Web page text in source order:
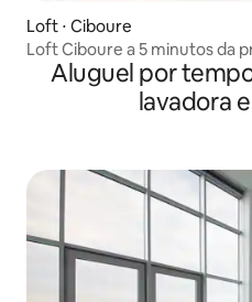
Loft ⋅ Ciboure
Loft Ciboure a 5 minutos da
Aluguel por
lavadora